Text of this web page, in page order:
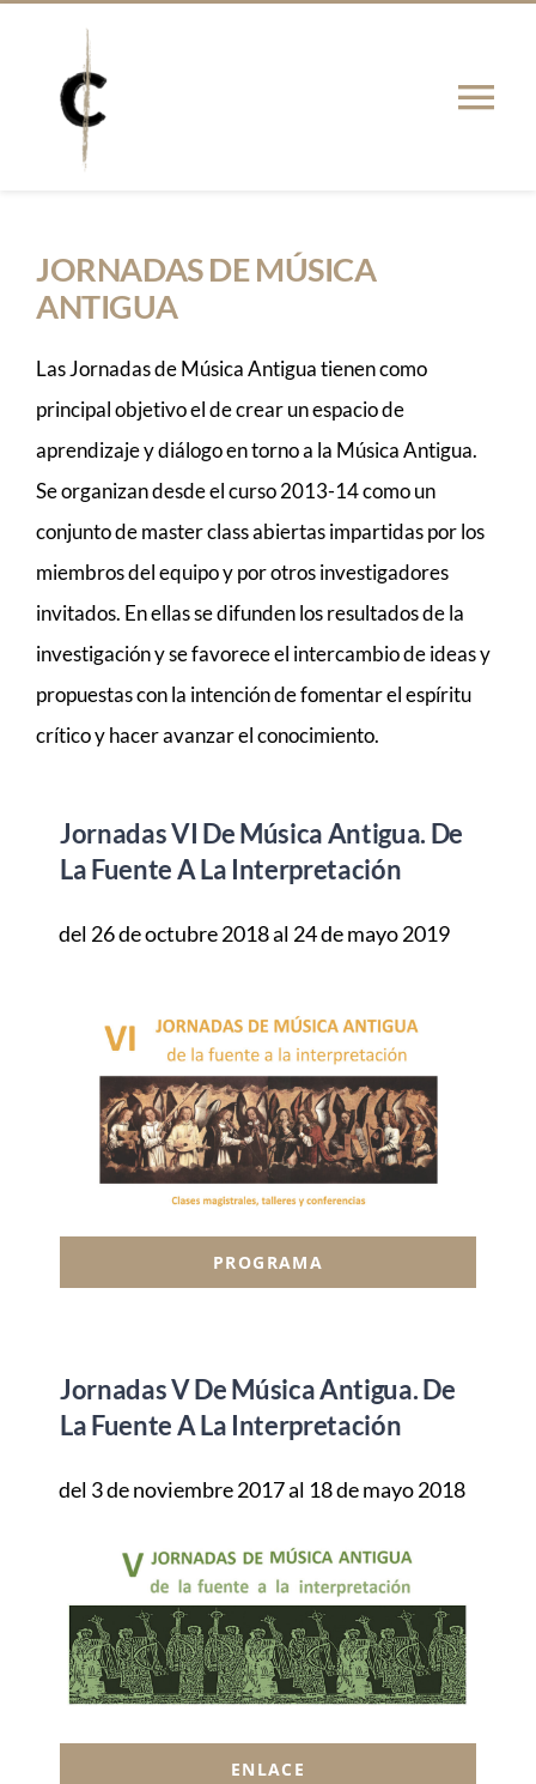
contenido
Actualidad
MÚSICA
ACTIVIDADES
JORNADAS DE MÚSICA
ANTIGUA
Las Jornadas de Música Antigua tienen como
principal objetivo el de crear un espacio de
aprendizaje y diálogo en torno a la Música Antigua.
Se organizan desde el curso 2013-14 como un
conjunto de master class abiertas impartidas por los
miembros del equipo y por otros investigadores
invitados. En ellas se difunden los resultados de la
investigación y se favorece el intercambio de ideas y
propuestas con la intención de fomentar el espíritu
crítico y hacer avanzar el conocimiento.
Jornadas VI De Música Antigua. De
La Fuente A La Interpretación
del 26 de octubre 2018 al 24 de mayo 2019
PROGRAMA
Jornadas V De Música Antigua. De
La Fuente A La Interpretación
del 3 de noviembre 2017 al 18 de mayo 2018
ENLACE